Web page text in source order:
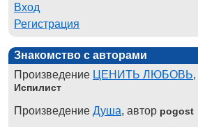
Вход
Регистрация
Знакомство с авторами
Произведение ЦЕНИТЬ ЛЮБОВЬ
Испилист
Произведение Душа, автор pogost